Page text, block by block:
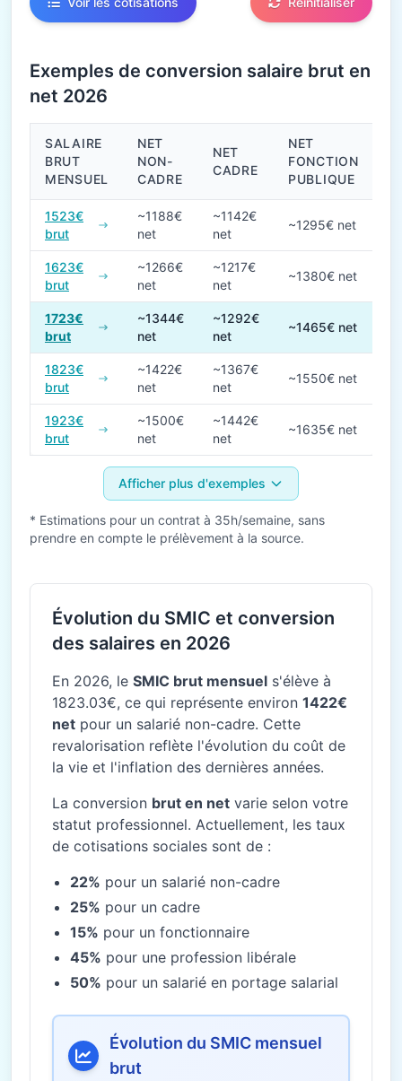
Exemples de conversion salaire brut en
net 2026
Conversions de salaire brut en net en 2026
SALAIRE
BRUT
MENSUEL
NET
NON-
CADRE
NET
CADRE
NET
FONCTION
PUBLIQUE
1523€
brut
~1188€
net
~1142€
net
~1295€ net
1623€
brut
~1266€
net
~1217€
net
~1380€ net
1723€
brut
~1344€
net
~1292€
net
~1465€ net
1823€
brut
~1422€
net
~1367€
net
~1550€ net
1923€
brut
~1500€
net
~1442€
net
~1635€ net
Afficher plus d'exemples
* Estimations pour un contrat à 35h/semaine, sans
prendre en compte le prélèvement à la source.
Évolution du SMIC et conversion
des salaires en 2026
En 2026, le SMIC brut mensuel s'élève à
1823.03€, ce qui représente environ 1422€
net pour un salarié non-cadre. Cette
revalorisation reflète l'évolution du coût de
la vie et l'inflation des dernières années.
La conversion brut en net varie selon votre
statut professionnel. Actuellement, les taux
de cotisations sociales sont de :
22% pour un salarié non-cadre
25% pour un cadre
15% pour un fonctionnaire
45% pour une profession libérale
50% pour un salarié en portage salarial
Évolution du SMIC mensuel
brut